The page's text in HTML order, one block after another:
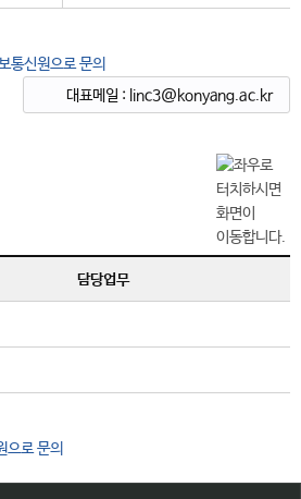
통신원으로 문의
대표메일 : linc3@konyang.ac.kr
담당업무
으로 문의